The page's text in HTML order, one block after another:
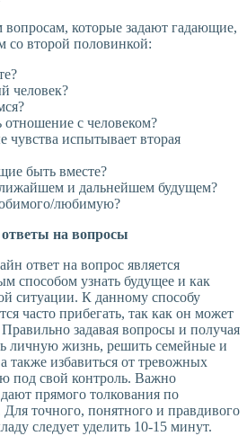
которые задают гадающие,
со второй половинкой:
человек?
с человеком?
чувства испытывает вторая
быть вместе?
и дальнейшем будущем?
любимую?
на вопросы
ответ на вопрос является
способом узнать будущее и как
ситуации. К данному способу
часто прибегать, так как он может
задавая вопросы и получая
личную жизнь, решить семейные и
избавиться от тревожных
под свой контроль. Важно
прямого толкования по
точного, понятного и правдивого
следует уделить 10-15 минут.